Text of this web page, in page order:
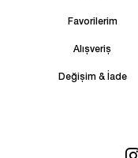
Favorilerim
Alışveriş
Değişim & İade